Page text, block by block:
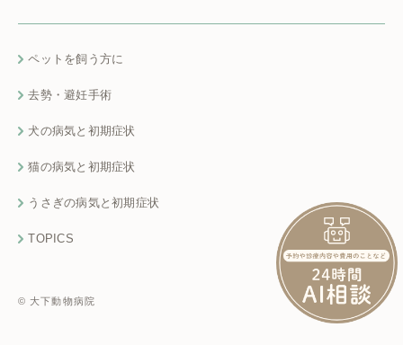
ペットを飼う方に
去勢・避妊手術
犬の病気と初期症状
猫の病気と初期症状
うさぎの病気と初期症状
TOPICS
© 大下動物病院